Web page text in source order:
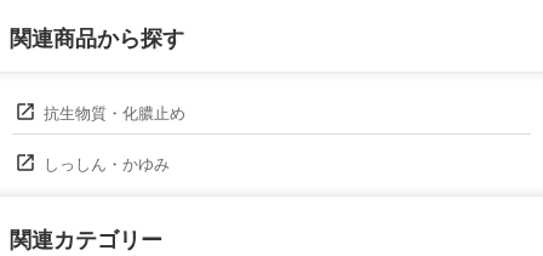
関連商品から探す
抗生物質・化膿止め
しっしん・かゆみ
関連カテゴリー